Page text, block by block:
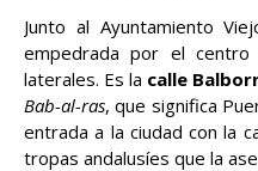
Junto al Ayuntamiento
empedrada por el
laterales. Es la calle
Bab-al-ras, que significa
entrada a la ciudad con la
tropas andalusíes que la